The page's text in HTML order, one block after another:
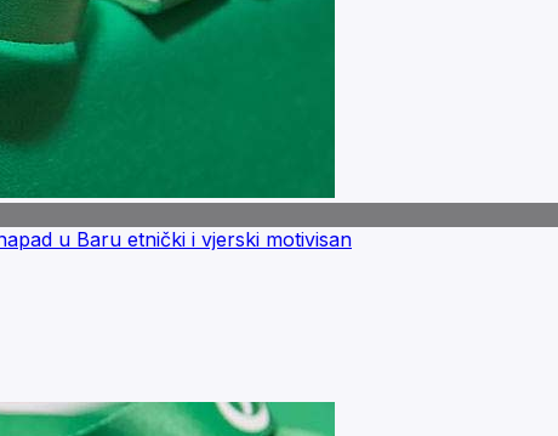
u Baru etnički i vjerski motivisan